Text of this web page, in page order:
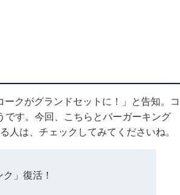
クがグランドセットに！」と告知。コ
です。今回、こちらとバーガーキング
人は、チェックしてみてくださいね。
」復活！